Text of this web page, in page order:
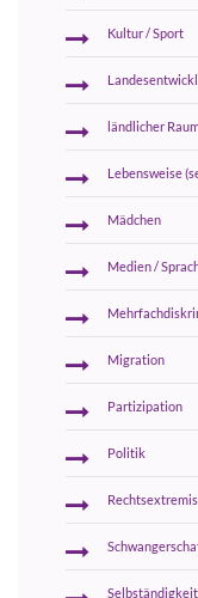
Kultur / Sport
ländlicher
Lebensweise
Mädchen
Medien /
Migration
Partizipation
Politik
Selbständigkeit